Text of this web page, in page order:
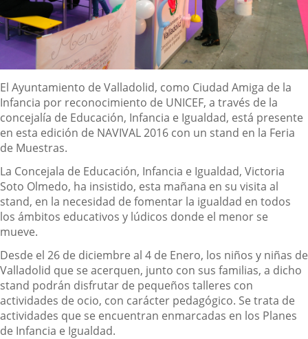
Descripción
El Ayuntamiento de Valladolid, como Ciudad Amiga de la
Infancia por reconocimiento de UNICEF, a través de la
concejalía de Educación, Infancia e Igualdad, está presente
en esta edición de NAVIVAL 2016 con un stand en la Feria
de Muestras.
La Concejala de Educación, Infancia e Igualdad, Victoria
Soto Olmedo, ha insistido, esta mañana en su visita al
stand, en la necesidad de fomentar la igualdad en todos
los ámbitos educativos y lúdicos donde el menor se
mueve.
Desde el 26 de diciembre al 4 de Enero, los niños y niñas de
Valladolid que se acerquen, junto con sus familias, a dicho
stand podrán disfrutar de pequeños talleres con
actividades de ocio, con carácter pedagógico. Se trata de
actividades que se encuentran enmarcadas en los Planes
de Infancia e Igualdad.